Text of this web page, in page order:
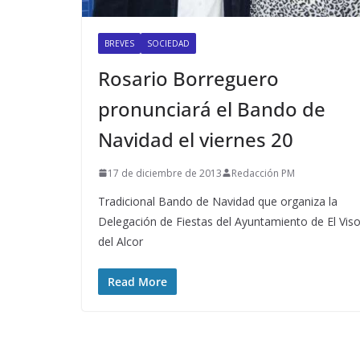
BREVES SOCIEDAD
Rosario Borreguero
pronunciará el Bando de
Navidad el viernes 20
17 de diciembre de 2013 Redacción PM
Tradicional Bando de Navidad que organiza la
Delegación de Fiestas del Ayuntamiento de El Viso
del Alcor
Read More